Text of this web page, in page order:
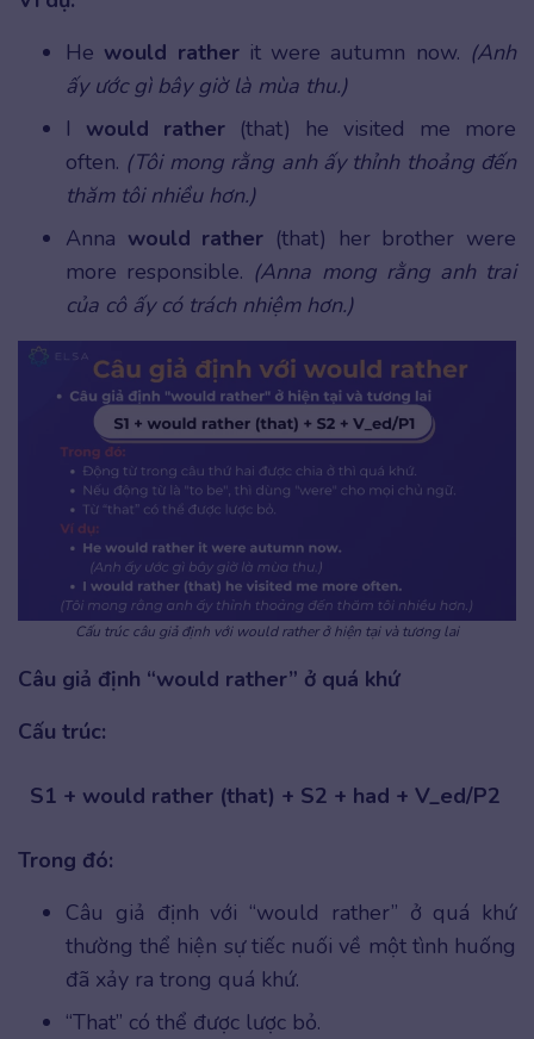
He would ratherit were autumn now. (Anh
ấy ước gì bây giờ là mùa thu.)
I would rather (that) he visited me more
often. (Tôi mong rằng anh ấy thỉnh thoảng đến
thăm tôi nhiều hơn.)
Anna would rather (that) her brother were
more responsible. (Anna mong rằng anh trai
của cô ấy có trách nhiệm hơn.)
Cấu trúc câu giả định với would rather ở hiện tại và tương lai
Câu giả định “would rather” ở quá khứ
Cấu trúc:
S1 + would rather (that) + S2 + had + V_ed/P2
Trong đó:
Câu giả định với “would rather” ở quá khứ
thường thể hiện sự tiếc nuối về một tình huống
đã xảy ra trong quá khứ.
“That” có thể được lược bỏ.